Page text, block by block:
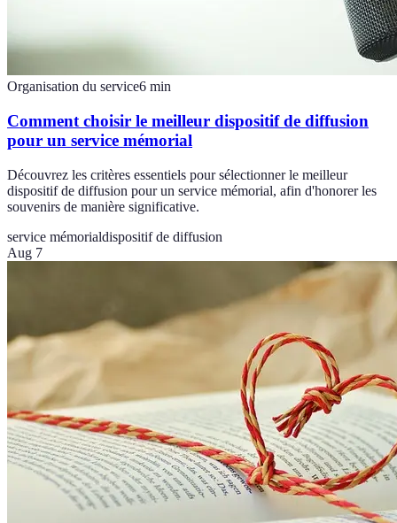
Organisation du service6 min
Comment choisir le meilleur dispositif de diffusion
pour un service mémorial
Découvrez les critères essentiels pour sélectionner le meilleur
dispositif de diffusion pour un service mémorial, afin d'honorer les
souvenirs de manière significative.
service mémorialdispositif de diffusion
Aug 7